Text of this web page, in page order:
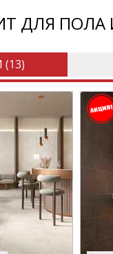
ДЛЯ ПОЛА
(13)